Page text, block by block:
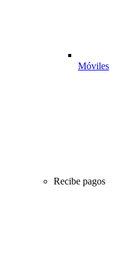
Móviles
Recibe pagos